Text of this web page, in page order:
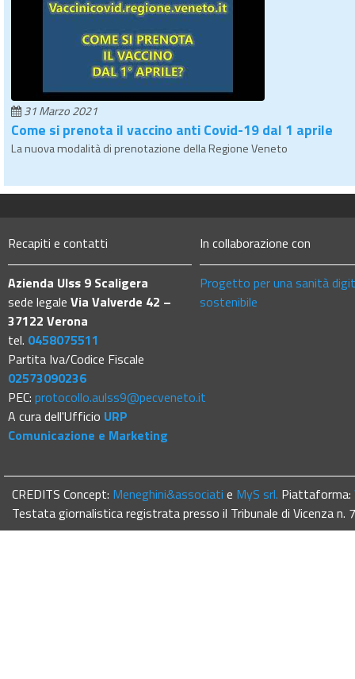
31 Marzo 2021
Come si prenota il vaccino anti Covid-19 dal 1 aprile
La nuova modalità di prenotazione della Regione Veneto
Recapiti e contatti
Azienda Ulss 9 Scaligera
sede legale Via Valverde 42 –
37122 Verona
tel. 0458075511
Partita Iva/Codice Fiscale
02573090236
PEC: protocollo.aulss9@pecveneto.it
A cura dell'Ufficio URP
Comunicazione e Marketing
In collaborazione con
Progetto per una sanità
sostenibile
CREDITS Concept: Meneghini&associati e MyS srl. Piattaforma:
Testata giornalistica registrata presso il Tribunale di Vicenza n.